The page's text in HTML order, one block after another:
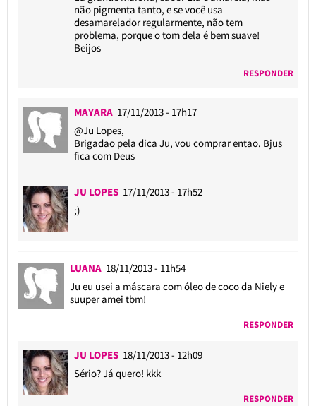
não pigmenta tanto, e se você usa
desamarelador regularmente, não tem
problema, porque o tom dela é bem suave!
Beijos
RESPONDER
MAYARA 17/11/2013 - 17h17
@Ju Lopes,
Brigadao pela dica Ju, vou comprar entao. Bjus
fica com Deus
JU LOPES 17/11/2013 - 17h52
;)
LUANA 18/11/2013 - 11h54
Ju eu usei a máscara com óleo de coco da Niely e
suuper amei tbm!
RESPONDER
JU LOPES 18/11/2013 - 12h09
Sério? Já quero! kkk
RESPONDER